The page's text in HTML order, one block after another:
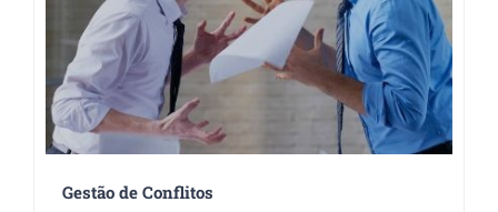
Gestão de Conflitos